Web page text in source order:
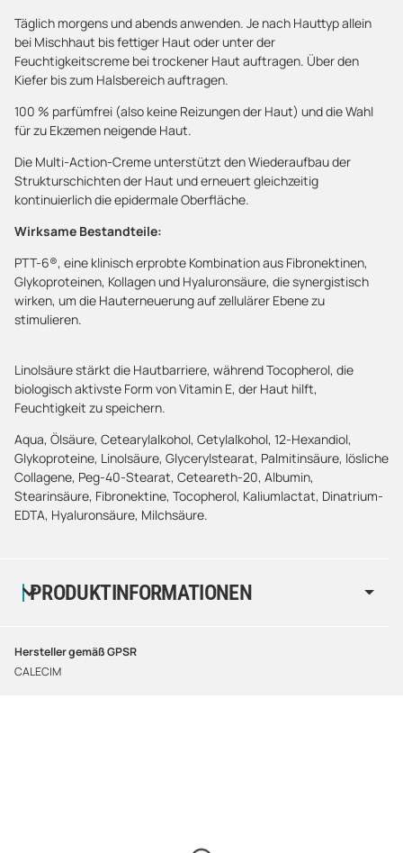
PRODUKTINFORMATIONEN
Täglich morgens und abends anwenden. Je nach Hauttyp allein
bei Mischhaut bis fettiger Haut oder unter der
Feuchtigkeitscreme bei trockener Haut auftragen. Über den
Kiefer bis zum Halsbereich auftragen.
100 % parfümfrei (also keine Reizungen der Haut) und die Wahl
für zu Ekzemen neigende Haut.
Die Multi-Action-Creme unterstützt den Wiederaufbau der
Strukturschichten der Haut und erneuert gleichzeitig
kontinuierlich die epidermale Oberfläche.
Wirksame Bestandteile:
PTT-6®, eine klinisch erprobte Kombination aus Fibronektinen,
Glykoproteinen, Kollagen und Hyaluronsäure, die synergistisch
wirken, um die Hauterneuerung auf zellulärer Ebene zu
stimulieren.
Linolsäure stärkt die Hautbarriere, während Tocopherol, die
biologisch aktivste Form von Vitamin E, der Haut hilft,
Feuchtigkeit zu speichern.
Aqua, Ölsäure, Cetearylalkohol, Cetylalkohol, 12-Hexandiol,
Glykoproteine, Linolsäure, Glycerylstearat, Palmitinsäure, lösliche
Collagene, Peg-40-Stearat, Ceteareth-20, Albumin,
Stearinsäure, Fibronektine, Tocopherol, Kaliumlactat, Dinatrium-
EDTA, Hyaluronsäure, Milchsäure.
Hersteller gemäß GPSR
CALECIM